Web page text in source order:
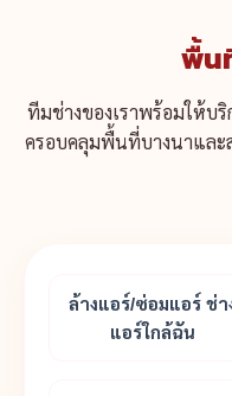
พื้น
ทีมช่างของเราพร้อมให้บ
ครอบคลุมพื้นที่บางนาและ
ล้างแอร์/ซ่อมแอร์ ช่า
แอร์ใกล้ฉัน